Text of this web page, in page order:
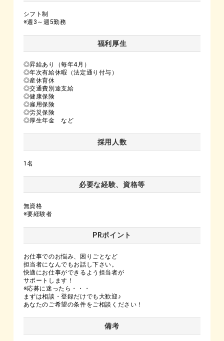
シフト制
※週3～週5勤務
福利厚生
◎昇給あり（毎年4月）
◎年次有給休暇（法定通り付与）
◎産休育休
◎交通費別途支給
◎健康保険
◎雇用保険
◎労災保険
◎厚生年金 など
採用人数
1名
必要な経験、資格等
無資格
※要経験者
PRポイント
お仕事でのお悩み、困りごとなど
担当者になんでもお話し下さい。
快適にお仕事ができるよう担当者が
サポートします！
※応募に迷ったら・・・
まずは相談・登録だけでも大歓迎♪
あなたのご希望の条件をご相談ください！
備考